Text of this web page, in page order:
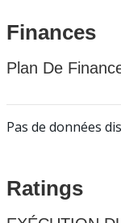
Finances
Plan De
Pas de données
Ratings